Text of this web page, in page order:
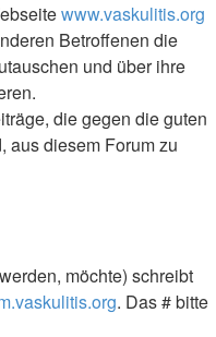
www.vaskulitis.org
Betroffenen die
und über ihre
die gegen die guten
aus diesem Forum zu
möchte) schreibt
. Das # bitte